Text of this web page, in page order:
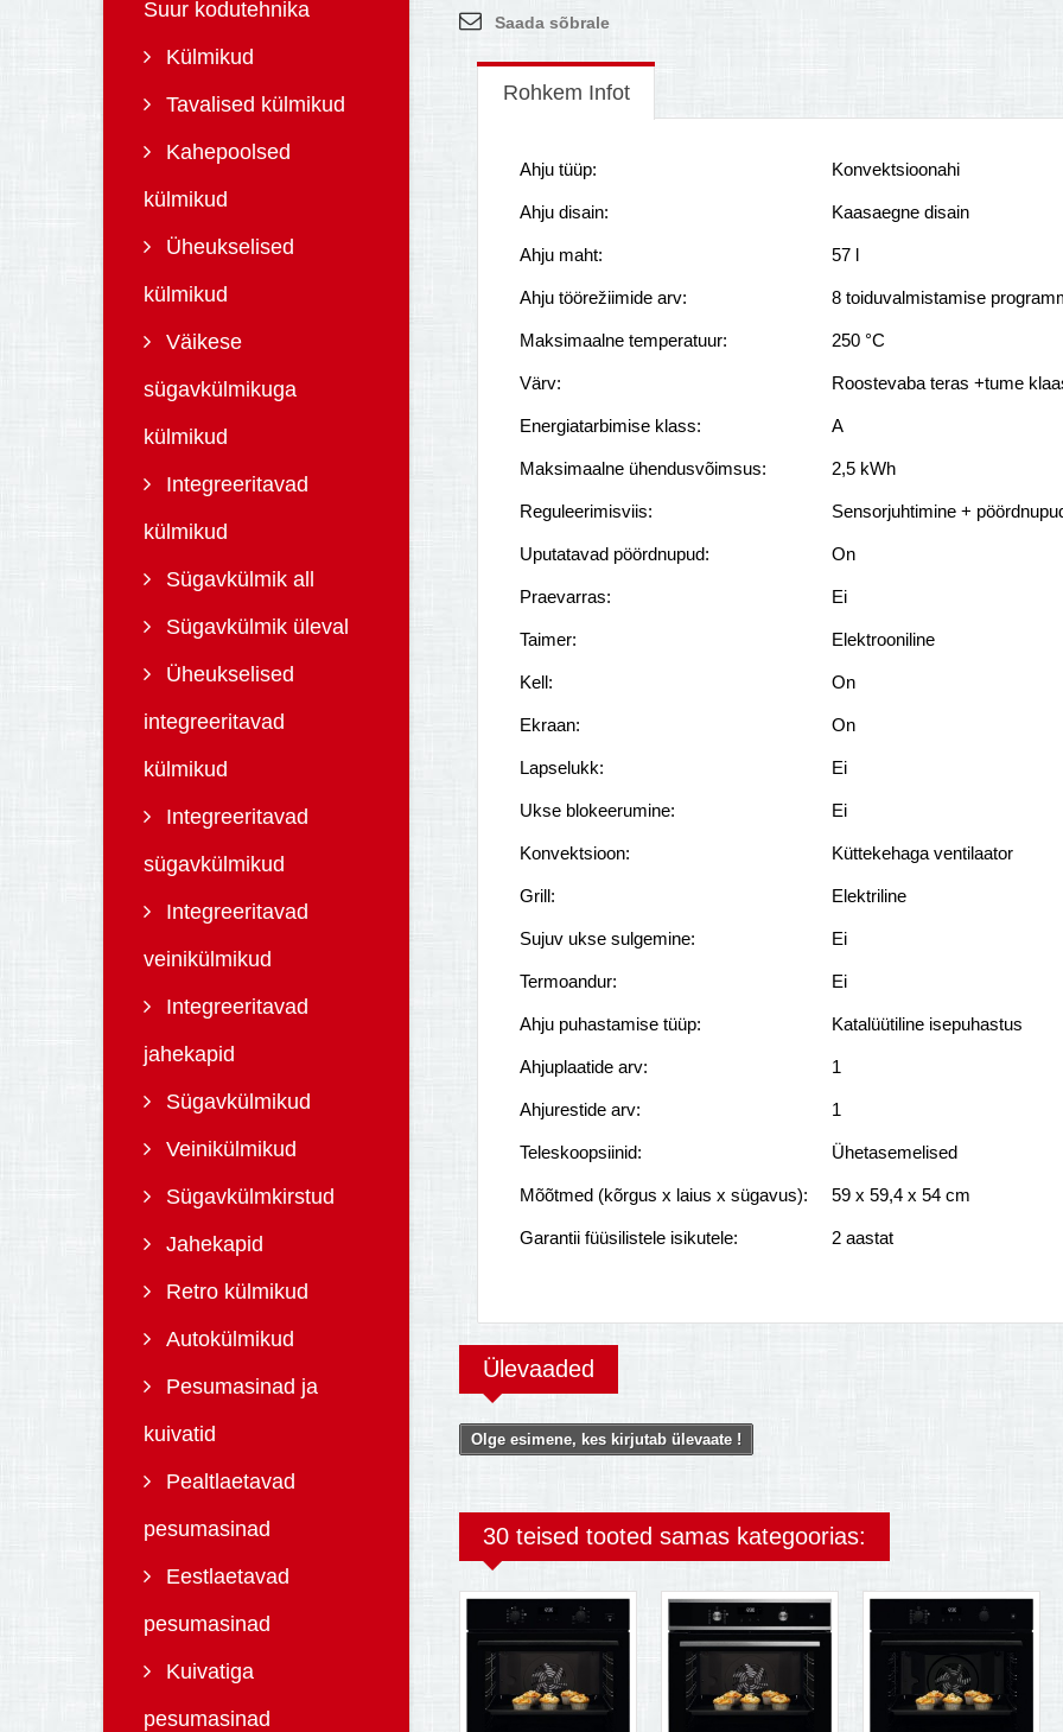
Suur kodutehnika
Külmikud
Tavalised külmikud
Kahepoolsed
külmikud
Üheukselised
külmikud
Väikese
sügavkülmikuga
külmikud
Integreeritavad
külmikud
Sügavkülmik all
Sügavkülmik üleval
Üheukselised
integreeritavad
külmikud
Integreeritavad
sügavkülmikud
Integreeritavad
veinikülmikud
Integreeritavad
jahekapid
Sügavkülmikud
Veinikülmikud
Sügavkülmkirstud
Jahekapid
Retro külmikud
Autokülmikud
Pesumasinad ja
kuivatid
Pealtlaetavad
pesumasinad
Eestlaetavad
pesumasinad
Kuivatiga
pesumasinad
Saada sõbrale
Rohkem Infot
Ahju tüüp: Konvektsioonahi
Ahju disain: Kaasaegne disain
Ahju maht: 57 l
Ahju töörežiimide arv: 8 toiduvalmistamise
Maksimaalne temperatuur: 250 °C
Värv: Roostevaba teras +tume
Energiatarbimise klass: A
Maksimaalne ühendusvõimsus: 2,5 kWh
Reguleerimisviis: Sensorjuhtimine +
Uputatavad pöördnupud: On
Praevarras: Ei
Taimer: Elektrooniline
Kell: On
Ekraan: On
Lapselukk: Ei
Ukse blokeerumine: Ei
Konvektsioon: Küttekehaga ventilaator
Grill: Elektriline
Sujuv ukse sulgemine: Ei
Termoandur: Ei
Ahju puhastamise tüüp: Katalüütiline isepuhastus
Ahjuplaatide arv: 1
Ahjurestide arv: 1
Teleskoopsiinid: Ühetasemelised
Mõõtmed (kõrgus x laius x sügavus): 59 x 59,4 x 54 cm
Garantii füüsilistele isikutele: 2 aastat
Ülevaaded
Olge esimene, kes kirjutab ülevaate !
30 teised tooted samas kategoorias: